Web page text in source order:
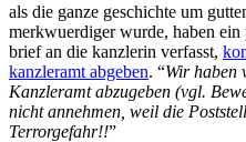
als die ganze geschichte um
merkwuerdiger wurde, haben
brief an die kanzlerin verfasst,
kanzleramt abgeben. “Wir haben
Kanzleramt abzugeben (vgl.
nicht annehmen, weil die
Terrorgefahr!!”